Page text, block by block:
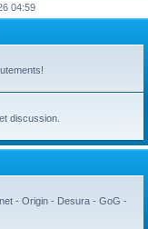
h
r
r
04:59
discussion.
- Origin - Desura - GoG -